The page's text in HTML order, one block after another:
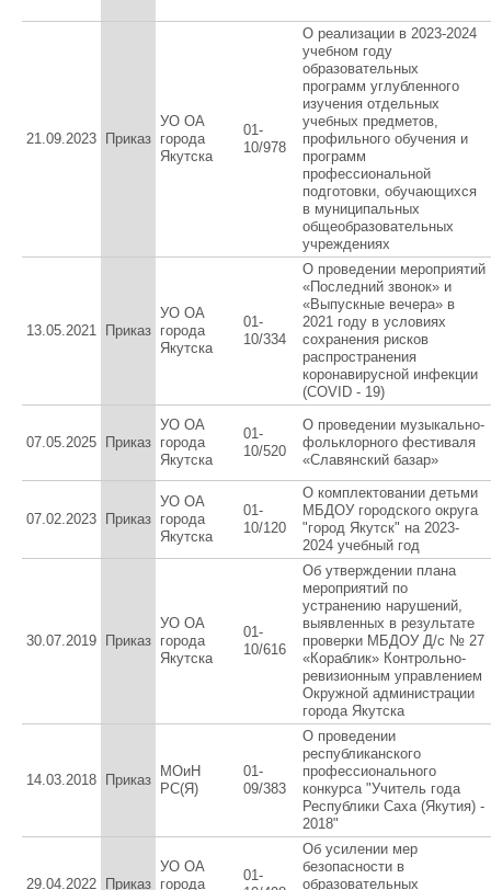
21.09.2023 Приказ
УО ОА
города
Якутска
01-
10/978
О реализации в 2023-2024
учебном году
образовательных
программ углубленного
изучения отдельных
учебных предметов,
профильного обучения и
программ
профессиональной
подготовки, обучающихся
в муниципальных
общеобразовательных
учреждениях
13.05.2021 Приказ
УО ОА
города
Якутска
01-
10/334
О проведении мероприятий
«Последний звонок» и
«Выпускные вечера» в
2021 году в условиях
сохранения рисков
распространения
коронавирусной инфекции
(COVID - 19)
07.05.2025 Приказ
УО ОА
города
Якутска
01-
10/520
О проведении музыкально-
фольклорного фестиваля
«Славянский базар»
07.02.2023 Приказ
УО ОА
города
Якутска
01-
10/120
О комплектовании детьми
МБДОУ городского округа
"город Якутск" на 2023-
2024 учебный год
30.07.2019 Приказ
УО ОА
города
Якутска
01-
10/616
Об утверждении плана
мероприятий по
устранению нарушений,
выявленных в результате
проверки МБДОУ Д/с № 27
«Кораблик» Контрольно-
ревизионным управлением
Окружной администрации
города Якутска
14.03.2018 Приказ
МОиН
РС(Я)
01-
09/383
О проведении
республиканского
профессионального
конкурса "Учитель года
Республики Саха (Якутия) -
2018"
29.04.2022 Приказ
УО ОА
города
01-
Об усилении мер
безопасности в
образовательных